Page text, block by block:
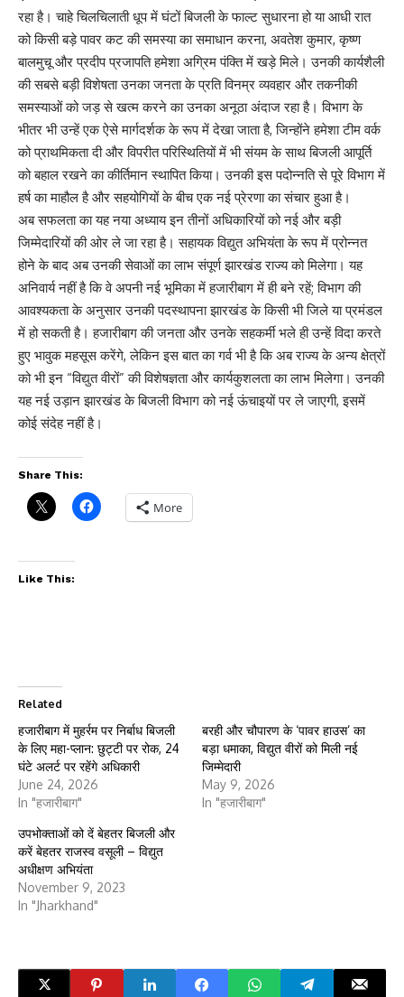
रहा है। चाहे चिलचिलाती धूप में घंटों बिजली के फाल्ट सुधारना हो या आधी रात
को किसी बड़े पावर कट की समस्या का समाधान करना, अवतेश कुमार, कृष्ण
बालमुचू और प्रदीप प्रजापति हमेशा अग्रिम पंक्ति में खड़े मिले। उनकी कार्यशैली
की सबसे बड़ी विशेषता उनका जनता के प्रति विनम्र व्यवहार और तकनीकी
समस्याओं को जड़ से खत्म करने का उनका अनूठा अंदाज रहा है। विभाग के
भीतर भी उन्हें एक ऐसे मार्गदर्शक के रूप में देखा जाता है, जिन्होंने हमेशा टीम वर्क
को प्राथमिकता दी और विपरीत परिस्थितियों में भी संयम के साथ बिजली आपूर्ति
को बहाल रखने का कीर्तिमान स्थापित किया। उनकी इस पदोन्नति से पूरे विभाग में
हर्ष का माहौल है और सहयोगियों के बीच एक नई प्रेरणा का संचार हुआ है।
​अब सफलता का यह नया अध्याय इन तीनों अधिकारियों को नई और बड़ी
जिम्मेदारियों की ओर ले जा रहा है। सहायक विद्युत अभियंता के रूप में प्रोन्नत
होने के बाद अब उनकी सेवाओं का लाभ संपूर्ण झारखंड राज्य को मिलेगा। यह
अनिवार्य नहीं है कि वे अपनी नई भूमिका में हजारीबाग में ही बने रहें; विभाग की
आवश्यकता के अनुसार उनकी पदस्थापना झारखंड के किसी भी जिले या प्रमंडल
में हो सकती है। हजारीबाग की जनता और उनके सहकर्मी भले ही उन्हें विदा करते
हुए भावुक महसूस करेंगे, लेकिन इस बात का गर्व भी है कि अब राज्य के अन्य क्षेत्रों
को भी इन “विद्युत वीरों” की विशेषज्ञता और कार्यकुशलता का लाभ मिलेगा। उनकी
यह नई उड़ान झारखंड के बिजली विभाग को नई ऊंचाइयों पर ले जाएगी, इसमें
कोई संदेह नहीं है।
Share This:
More
Like This:
Related
हजारीबाग में मुहर्रम पर निर्बाध बिजली
के लिए महा-प्लान: छुट्टी पर रोक, 24
घंटे अलर्ट पर रहेंगे अधिकारी
June 24, 2026
In "हजारीबाग"
बरही और चौपारण के ‘पावर हाउस’ का
बड़ा धमाका, विद्युत वीरों को मिली नई
जिम्मेदारी
May 9, 2026
In "हजारीबाग"
उपभोक्ताओं को दें बेहतर बिजली और
करें बेहतर राजस्व वसूली – विद्युत
अधीक्षण अभियंता
November 9, 2023
In "Jharkhand"